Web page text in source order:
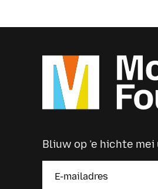
Bliuw op ’e hichte